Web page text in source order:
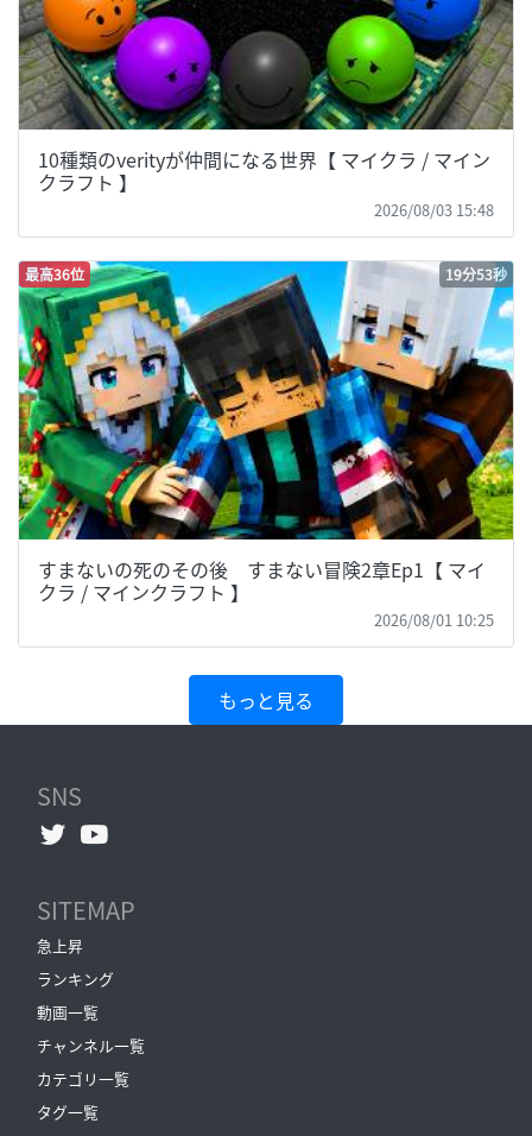
10種類のverityが仲間になる世界【 マイクラ / マイン
クラフト 】
2026/08/03 15:48
最高36位 19分53秒
すまないの死のその後 すまない冒険2章Ep1【 マイ
クラ / マインクラフト 】
2026/08/01 10:25
もっと見る
SNS
SITEMAP
急上昇
ランキング
動画一覧
チャンネル一覧
カテゴリ一覧
タグ一覧